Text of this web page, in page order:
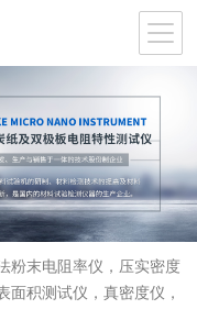
粉末电阻率仪，压实密度
面积测试仪，真密度仪，